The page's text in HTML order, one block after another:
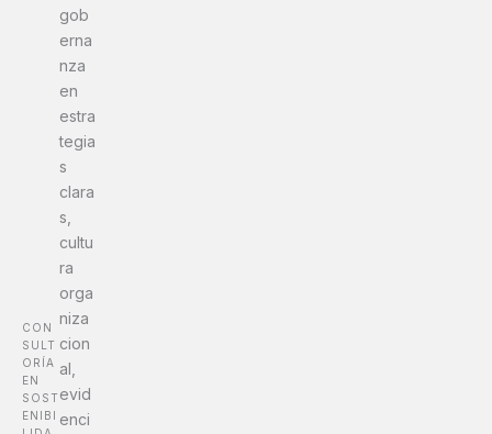
CON
SULT
ORÍA
EN
SOST
ENIBI
gob
erna
nza
en
estra
tegia
s
clara
s,
cultu
ra
orga
niza
cion
al,
evid
enci